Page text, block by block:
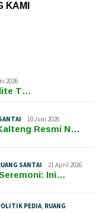
KAMI
2026
T…
10 Juni 2026
Resmi N…
SANTAI 21 April 2026
Ini…
PEDIA, RUANG